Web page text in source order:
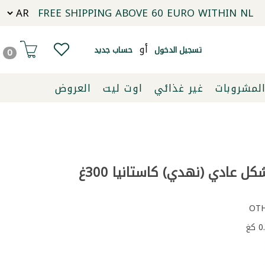
FREE SHIPPING ABOVE 60 EURO WITHIN NL
تسجيل الدخول أو حساب جديد 0
المشروبات غير غذائي اوت ليت
العروض
عادي (نهدي) كاستانيا 300غ